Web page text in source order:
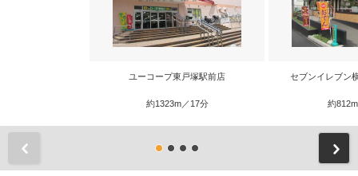
ユーコープ東戸塚駅前店
約1323m／17分
セブンイレブン
約